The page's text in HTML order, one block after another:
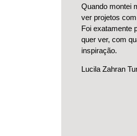
Quando montei
ver projetos
Foi exatamente
quer ver, com
inspiração.
Lucila Zahran